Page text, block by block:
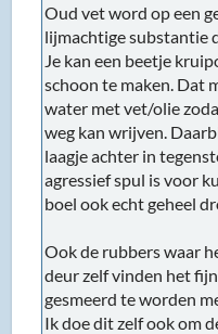
Oud vet word op een
lijmachtige substantie
Je kan een beetje
schoon te maken. Dat
water met vet/olie
weg kan wrijven.
laagje achter in
agressief spul is voor
boel ook echt geheel
Ook de rubbers waar
deur zelf vinden het
gesmeerd te worden
Ik doe dit zelf ook om